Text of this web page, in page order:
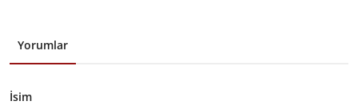
Yorumlar
İsim